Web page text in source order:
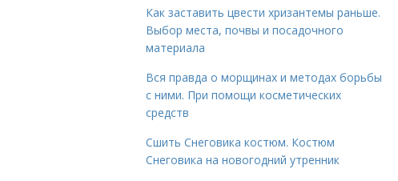
Как заставить цвести хризантемы раньше.
Выбор места, почвы и посадочного
материала
Вся правда о морщинах и методах борьбы
с ними. При помощи косметических
средств
Сшить Снеговика костюм. Костюм
Снеговика на новогодний утренник